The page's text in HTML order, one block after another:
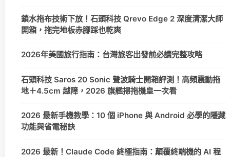
鎖水拖布技術下放！石頭科技 Qrevo Edge 2 深度清潔大師
開箱，拖完地板赤腳踩也乾爽
2026年美國旅行指南：台灣旅客出發前必讀完整攻略
石頭科技 Saros 20 Sonic 聲波騎士開箱評測！高頻震動拖
地＋4.5cm 越障，2026 旗艦掃拖機皇一次看
2026 最新手機教學：10 個 iPhone 與 Android 必學的隱藏
功能與省電秘訣
2026 最新！Claude Code 終極指南：顛覆終端機的 AI 程